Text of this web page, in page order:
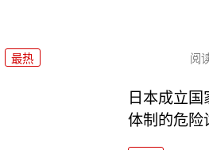
最热 阅
日本成立
体制的危险